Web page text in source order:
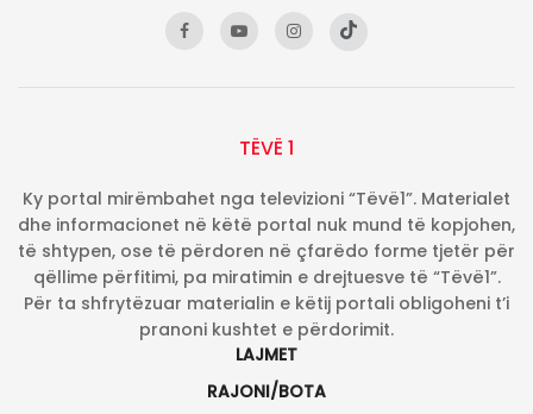
TËVË 1
Ky portal mirëmbahet nga televizioni “Tëvë1”. Materialet
dhe informacionet në këtë portal nuk mund të kopjohen,
të shtypen, ose të përdoren në çfarëdo forme tjetër për
qëllime përfitimi, pa miratimin e drejtuesve të “Tëvë1”.
Për ta shfrytëzuar materialin e këtij portali obligoheni t’i
pranoni kushtet e përdorimit.
LAJMET
RAJONI/BOTA